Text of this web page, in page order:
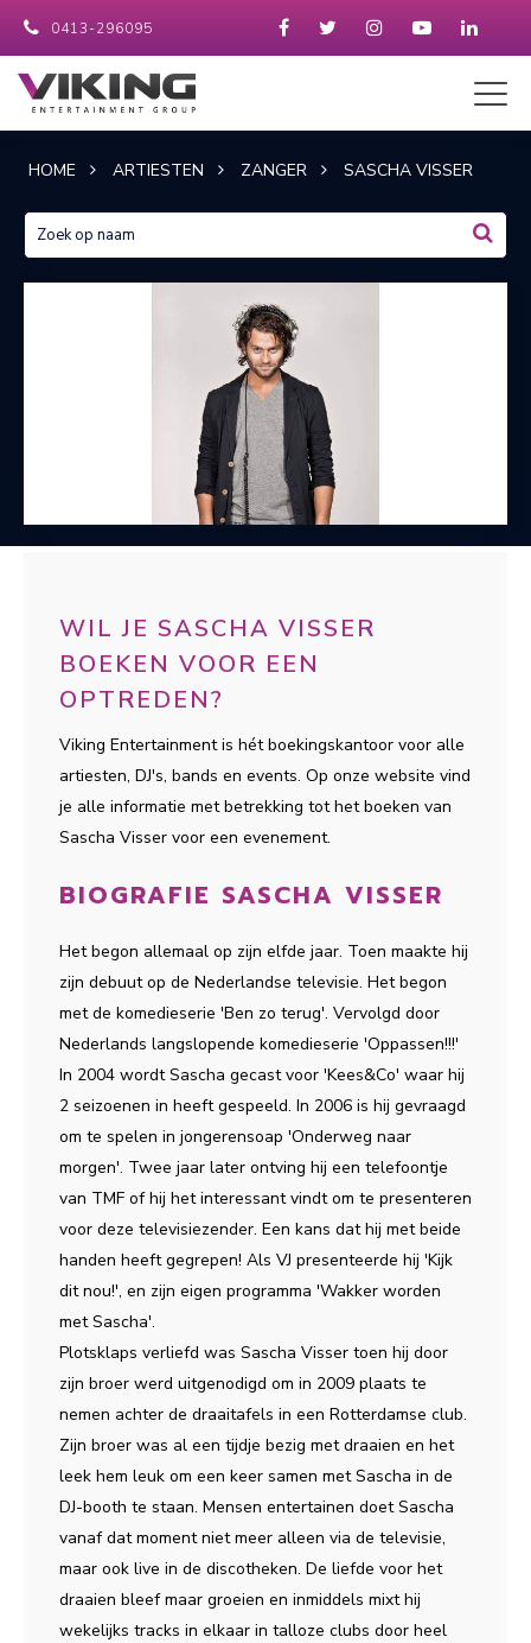
0413-296095
HOME ARTIESTEN ZANGER SASCHA VISSER
WIL JE SASCHA VISSER
BOEKEN VOOR EEN
OPTREDEN?
Viking Entertainment is hét boekingskantoor voor alle
artiesten, DJ's, bands en events. Op onze website vind
je alle informatie met betrekking tot het boeken van
Sascha Visser voor een evenement.
BIOGRAFIE SASCHA VISSER
Het begon allemaal op zijn elfde jaar. Toen maakte hij
zijn debuut op de Nederlandse televisie. Het begon
met de komedieserie 'Ben zo terug'. Vervolgd door
Nederlands langslopende komedieserie 'Oppassen!!!'
In 2004 wordt Sascha gecast voor 'Kees&Co' waar hij
2 seizoenen in heeft gespeeld. In 2006 is hij gevraagd
om te spelen in jongerensoap 'Onderweg naar
morgen'. Twee jaar later ontving hij een telefoontje
van TMF of hij het interessant vindt om te presenteren
voor deze televisiezender. Een kans dat hij met beide
handen heeft gegrepen! Als VJ presenteerde hij 'Kijk
dit nou!', en zijn eigen programma 'Wakker worden
met Sascha'.
Plotsklaps verliefd was Sascha Visser toen hij door
zijn broer werd uitgenodigd om in 2009 plaats te
nemen achter de draaitafels in een Rotterdamse club.
Zijn broer was al een tijdje bezig met draaien en het
leek hem leuk om een keer samen met Sascha in de
DJ-booth te staan. Mensen entertainen doet Sascha
vanaf dat moment niet meer alleen via de televisie,
maar ook live in de discotheken. De liefde voor het
draaien bleef maar groeien en inmiddels mixt hij
wekelijks tracks in elkaar in talloze clubs door heel